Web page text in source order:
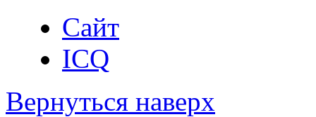
Сайт
ICQ
Вернуться наверх